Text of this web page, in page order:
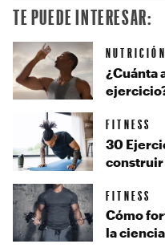
TE PUEDE INTERESAR:
NUTRICIÓN
¿Cuánta
FITNESS
30
construir
FITNESS
Cómo
la ciencia